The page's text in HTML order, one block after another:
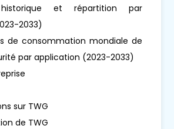
et répartition par
2033)
de consommation mondiale de
par application (2023-2033)
sur TWG
de TWG